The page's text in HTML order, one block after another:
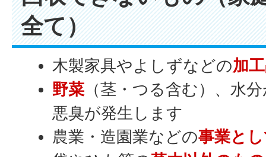
全て）
木製家具やよしずなどの加
野菜（茎・つる含む）、水
悪臭が発生します
農業・造園業などの事業と